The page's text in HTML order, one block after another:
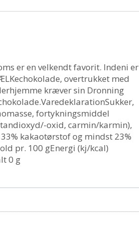
er en velkendt favorit. Indeni er
overtrukket med
kræver sin Dronning
fortykningsmiddel
oxid, carmin/karmin),
kakaotørstof og mindst 23%
pr. 100 gEnergi (kj/kcal)
0 g